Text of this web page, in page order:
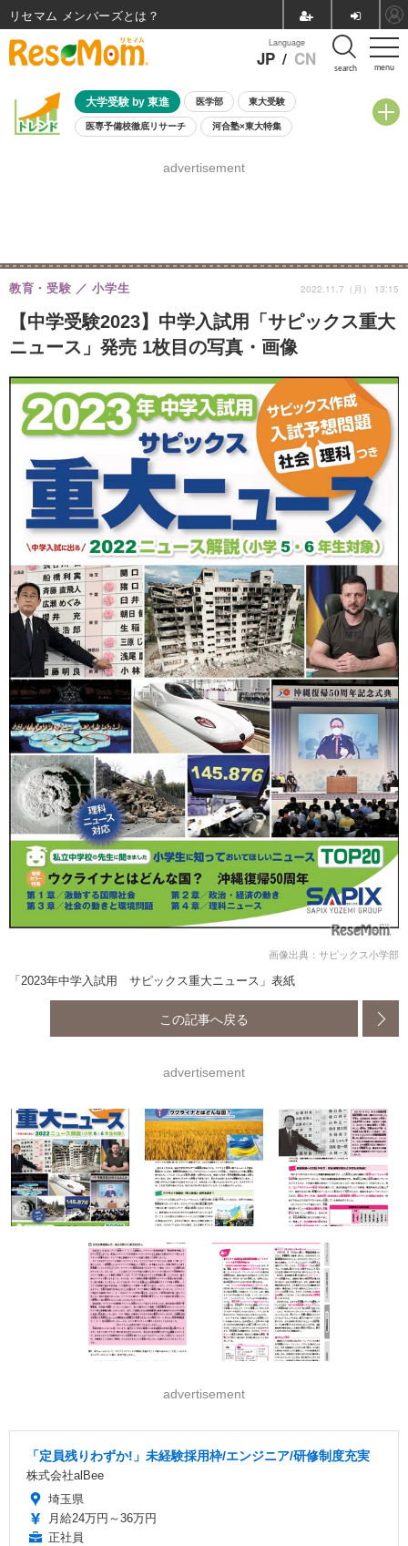
menu
Language
JP / CN search
大学受験 by 東進 医学部 東大受験
医専予備校徹底リサーチ 河合塾×東大特集
8月開催学校説明会・相談会
advertisement
【中学受験2023】中学入試用「サピックス重大
ニュース」発売 1枚目の写真・画像
教育・受験 小学生 2022.11.7（月） 13:15
画像出典：サピックス小学部
「2023年中学入試用 サピックス重大ニュース」表紙
この記事へ戻る
advertisement
advertisement
「定員残りわずか!」未経験採用枠/エンジニア/研修制度充実
株式会社alBee
埼玉県
月給24万円～36万円
正社員
リセマム メンバーズ